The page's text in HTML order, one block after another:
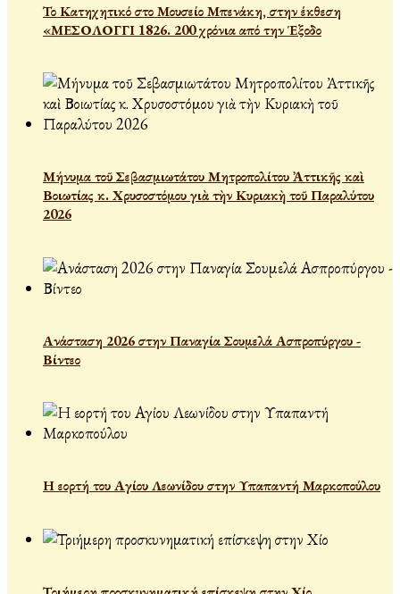
Το Κατηχητικό στο Μουσείο Μπενάκη, στην έκθεση
«ΜΕΣΟΛΟΓΓΙ 1826. 200 χρόνια από την Έξοδο
Μήνυμα τοῦ Σεβασμιωτάτου Μητροπολίτου Ἀττικῆς καὶ
Βοιωτίας κ. Χρυσοστόμου γιὰ τὴν Κυριακὴ τοῦ Παραλύτου
2026
Ανάσταση 2026 στην Παναγία Σουμελά Ασπροπύργου -
Βίντεο
Η εορτή του Αγίου Λεωνίδου στην Υπαπαντή Μαρκοπούλου